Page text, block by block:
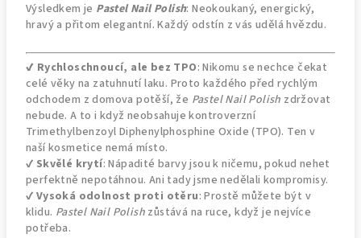
Výsledkem je Pastel Nail Polish: Neokoukaný, energický,
hravý a přitom elegantní. Každý odstín z vás udělá hvězdu.
✔️ Rychloschnoucí, ale bez TPO: Nikomu se nechce čekat
celé věky na zatuhnutí laku. Proto každého před rychlým
odchodem z domova potěší, že Pastel Nail Polish zdržovat
nebude. A to i když neobsahuje kontroverzní
Trimethylbenzoyl Diphenylphosphine Oxide (TPO). Ten v
naší kosmetice nemá místo.
✔️ Skvělé krytí: Nápadité barvy jsou k ničemu, pokud nehet
perfektně nepotáhnou. Ani tady jsme nedělali kompromisy.
✔️ Vysoká odolnost proti otěru: Prostě můžete být v
klidu. Pastel Nail Polish zůstává na ruce, když je nejvíce
potřeba.